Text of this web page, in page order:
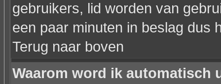
gebruikers, lid worden van
een paar minuten in beslag dus
Terug naar boven
Waarom word ik automatisch